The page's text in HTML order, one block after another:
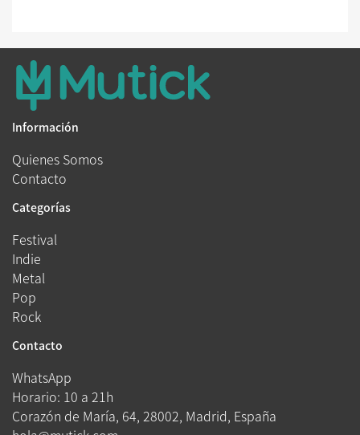
Información
Quienes Somos
Contacto
Categorías
Festival
Indie
Metal
Pop
Rock
Contacto
WhatsApp
Horario: 10 a 21h
Corazón de María, 64, 28002, Madrid, España